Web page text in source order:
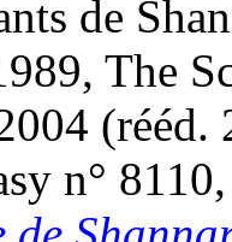
de
The
(rééd.
n°